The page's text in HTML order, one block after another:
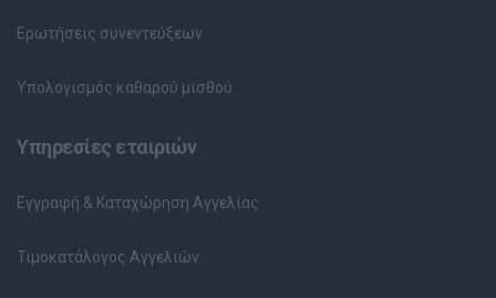
Ερωτήσεις συνεντεύξεων
Υπολογισμός καθαρού μισθού
Υπηρεσίες εταιριών
Εγγραφή & Καταχώρηση Αγγελίας
Τιμοκατάλογος Αγγελιών